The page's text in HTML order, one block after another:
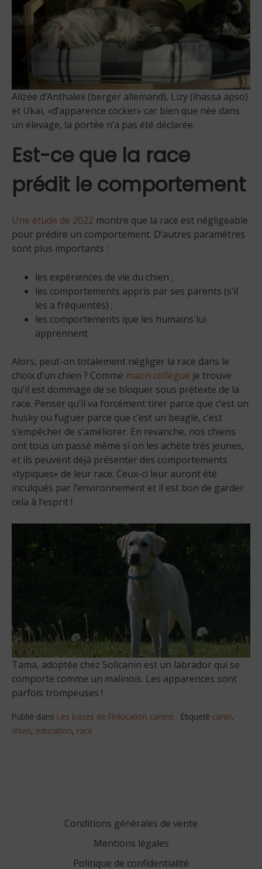
Alizée d’Anthalex (berger allemand), Lizy (lhassa apso)
et Ukaï, «d’apparence cocker» car bien que née dans
un élevage, la portée n’a pas été déclarée.
Est-ce que la race
prédit le comportement
Une étude de 2022 montre que la race est négligeable
pour prédire un comportement. D’autres paramètres
sont plus importants :
les expériences de vie du chien ;
les comportements appris par ses parents (s’il
les a fréquentés) ;
les comportements que les humains lui
apprennent.
Alors, peut-on totalement négliger la race dans le
choix d’un chien ? Comme maon collègue je trouve
qu’il est dommage de se bloquer sous prétexte de la
race. Penser qu’il va forcément tirer parce que c’est un
husky ou fuguer parce que c’est un beagle, c’est
s’empêcher de s’améliorer. En revanche, nos chiens
ont tous un passé même si on les achète très jeunes,
et ils peuvent déjà présenter des comportements
«typiques» de leur race. Ceux-ci leur auront été
inculqués par l’environnement et il est bon de garder
cela à l’esprit !
Tama, adoptée chez Solicanin est un labrador qui se
comporte comme un malinois. Les apparences sont
parfois trompeuses !
Publié dans Les bases de l’éducation canine Étiqueté canin,
chien, éducation, race
Conditions générales de vente
Mentions légales
Politique de confidentialité